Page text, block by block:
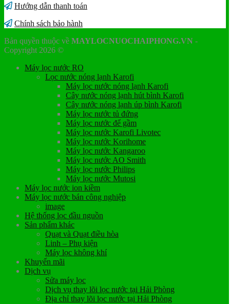
Hướng dẫn thanh toán
Chính sách bảo hành
Bản quyền thuộc về MAYLOCNUOCHAIPHONG.VN -
Copyright 2026 ©
Máy lọc nước RO
Lọc nước nóng lạnh Karofi
Máy lọc nước nóng lạnh Karofi
Cây nước nóng lạnh hút bình Karofi
Cây nước nóng lạnh úp bình Karofi
Máy lọc nước tủ đứng
Máy lọc nước để gầm
Máy lọc nước Karofi Livotec
Máy lọc nước Korihome
Máy lọc nước Kangaroo
Máy lọc nước AO Smith
Máy lọc nước Philips
Máy lọc nước Mutosi
Máy lọc nước ion kiềm
Máy lọc nước bán công nghiệp
image
Hệ thống lọc đầu nguồn
Sản phẩm khác
Quạt và Quạt điều hòa
Linh – Phụ kiện
Máy lọc không khí
Khuyến mãi
Dịch vụ
Sửa máy lọc
Dịch vụ thay lõi lọc nước tại Hải Phòng
Địa chỉ thay lõi lọc nước tại Hải Phòng